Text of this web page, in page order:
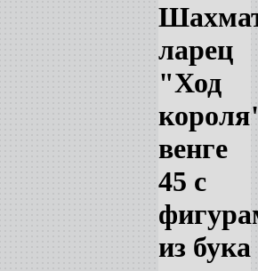
ларец
"Ход
венге
45 с
из бука